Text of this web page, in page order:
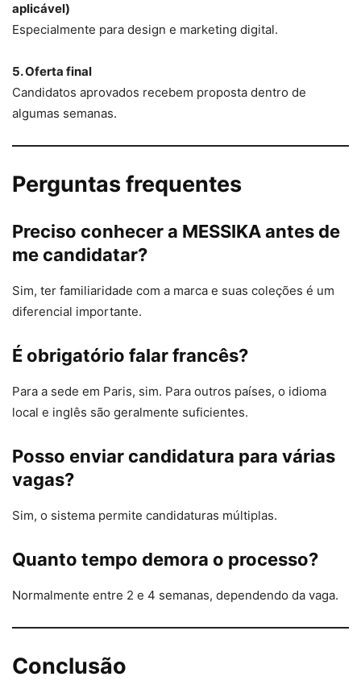
aplicável)
Especialmente para design e marketing digital.
5. Oferta final
Candidatos aprovados recebem proposta dentro de
algumas semanas.
Perguntas frequentes
Preciso conhecer a MESSIKA antes de
me candidatar?
Sim, ter familiaridade com a marca e suas coleções é um
diferencial importante.
É obrigatório falar francês?
Para a sede em Paris, sim. Para outros países, o idioma
local e inglês são geralmente suficientes.
Posso enviar candidatura para várias
vagas?
Sim, o sistema permite candidaturas múltiplas.
Quanto tempo demora o processo?
Normalmente entre 2 e 4 semanas, dependendo da vaga.
Conclusão